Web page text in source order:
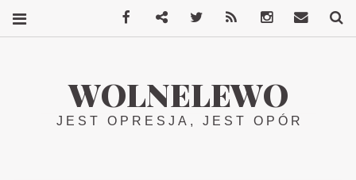
WOLNELEWO
JEST OPRESJA, JEST OPÓR
FacebookMastodonTwitter InstagramKontakt